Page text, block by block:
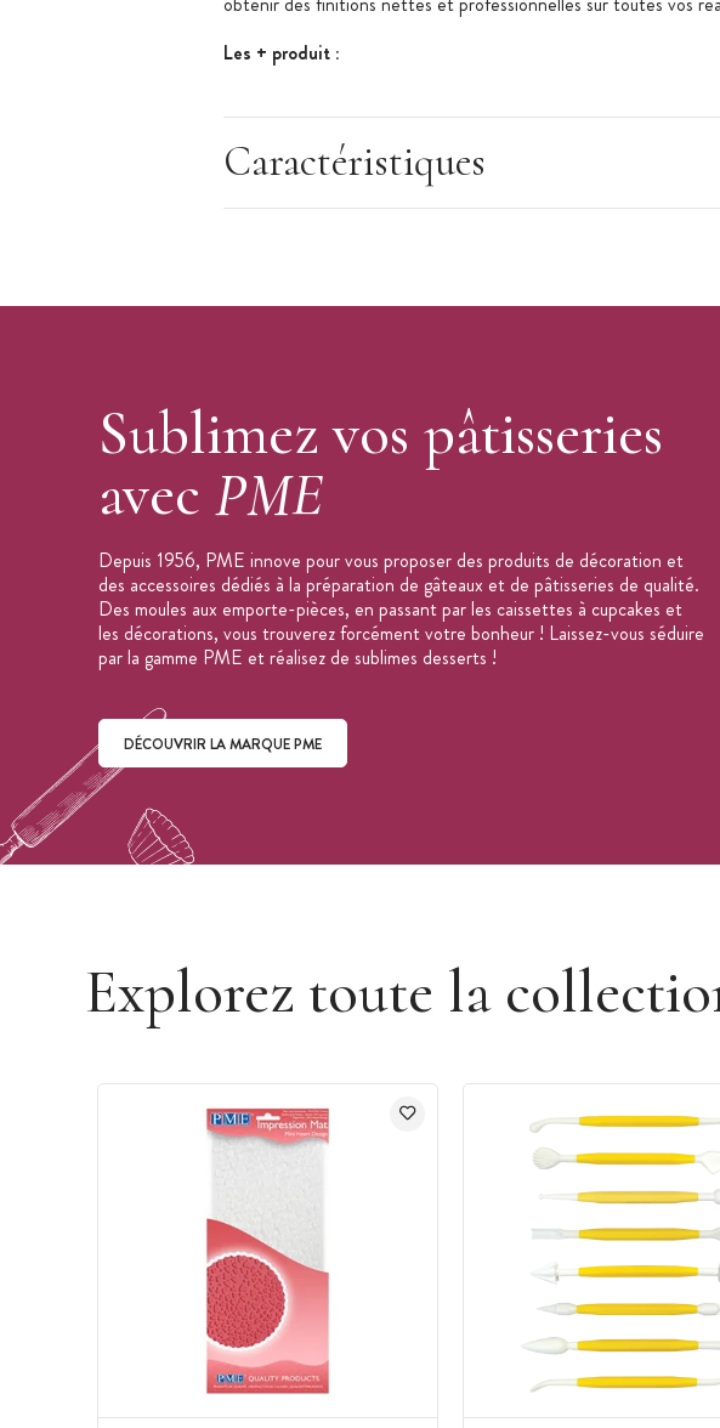
Les + produit :
Trous inclus pour faciliter l'utilisation
Caractéristiques du tapis :
Utilisation : avec de la pâte à sucre, du fondant ou de la pâte
Marque : PME
Caractéristiques
Sublimez vos pâtisseries
avec PME
Depuis 1956, PME innove pour vous proposer des produits de décoration et
des accessoires dédiés à la préparation de gâteaux et de pâtisseries de qualité.
Des moules aux emporte-pièces, en passant par les caissettes à cupcakes et
les décorations, vous trouverez forcément votre bonheur ! Laissez-vous séduire
par la gamme PME et réalisez de sublimes desserts !
DÉCOUVRIR LA MARQUE PME
Explorez toute la